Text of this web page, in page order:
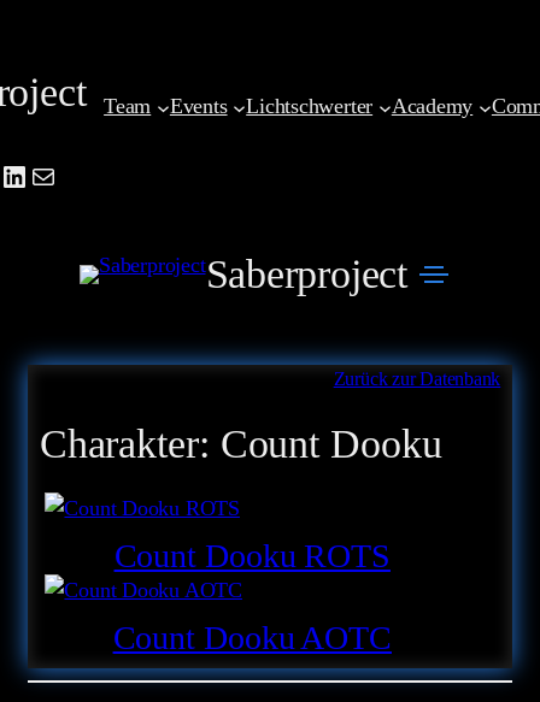
springen
Mail
Team Events Lichtschwerter Academy
Saberproject
Zurück zur Datenbank
Charakter: Count Dooku
Count Dooku ROTS
Count Dooku AOTC